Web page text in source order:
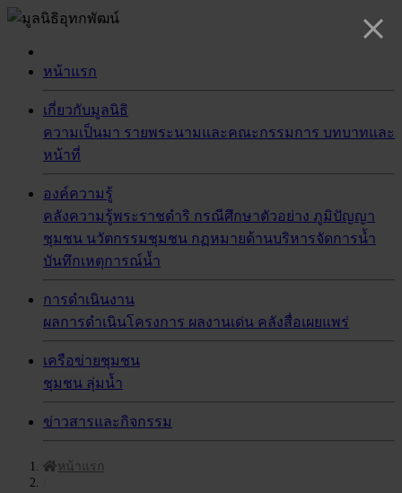
หน้าแรก
เกี่ยวกับมูลนิธิ
ความเป็นมา รายพระนามและคณะกรรมการ บทบาทและ
หน้าที่
องค์ความรู้
คลังความรู้พระราชดำริ กรณีศึกษาตัวอย่าง ภูมิปัญญา
ชุมชน นวัตกรรมชุมชน กฏหมายด้านบริหารจัดการน้ำ
บันทึกเหตุการณ์น้ำ
การดำเนินงาน
ผลการดำเนินโครงการ ผลงานเด่น คลังสื่อเผยแพร่
เครือข่ายชุมชน
ชุมชน ลุ่มน้ำ
ข่าวสารและกิจกรรม
หน้าแรก